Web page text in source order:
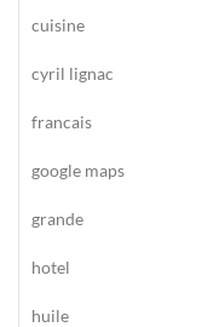
cuisine
cyril lignac
francais
google maps
grande
hotel
huile